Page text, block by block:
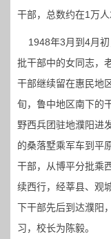
干部，总数约在1万人
1948年3月到4月初
批干部中的女同志，
干部继续留在惠民地
旬，鲁中地区南下的
野西兵团驻地濮阳进
的桑落墅乘军车到平
干部，从博平分批乘
续西行，经莘县、观
下干部先后到达濮阳
习，校长为陈毅。